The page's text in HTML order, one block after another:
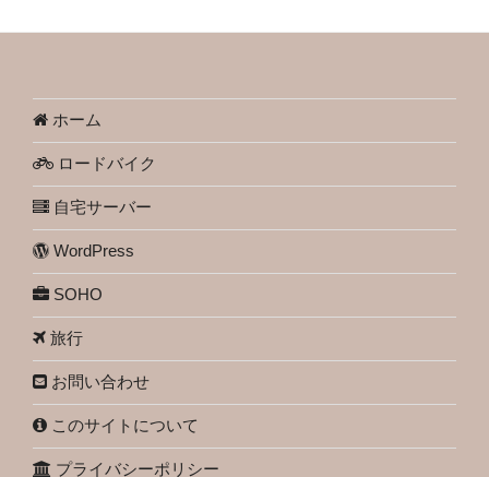
ホーム
ロードバイク
自宅サーバー
WordPress
SOHO
旅行
お問い合わせ
このサイトについて
プライバシーポリシー